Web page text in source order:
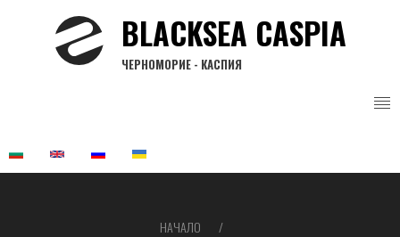
BLACKSEA CASPIA
ЧЕРНОМОРИЕ - КАСПИЯ
НАЧАЛО